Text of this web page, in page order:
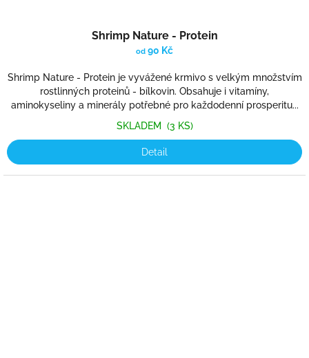
Shrimp Nature - Protein
od 90 Kč
Shrimp Nature - Protein je vyvážené krmivo s velkým množstvím
rostlinných proteinů - bílkovin. Obsahuje i vitamíny,
aminokyseliny a minerály potřebné pro každodenní prosperitu...
SKLADEM (3 KS)
Detail